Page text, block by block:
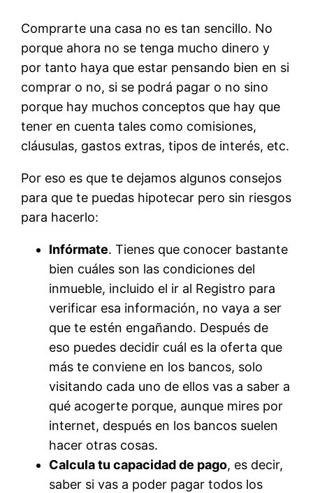
Comprarte una casa no es tan sencillo. No
porque ahora no se tenga mucho dinero y
por tanto haya que estar pensando bien en si
comprar o no, si se podrá pagar o no sino
porque hay muchos conceptos que hay que
tener en cuenta tales como comisiones,
cláusulas, gastos extras, tipos de interés, etc.
Por eso es que te dejamos algunos consejos
para que te puedas hipotecar pero sin riesgos
para hacerlo:
Infórmate. Tienes que conocer bastante
bien cuáles son las condiciones del
inmueble, incluido el ir al Registro para
verificar esa información, no vaya a ser
que te estén engañando. Después de
eso puedes decidir cuál es la oferta que
más te conviene en los bancos, solo
visitando cada uno de ellos vas a saber a
qué acogerte porque, aunque mires por
internet, después en los bancos suelen
hacer otras cosas.
Calcula tu capacidad de pago, es decir,
saber si vas a poder pagar todos los